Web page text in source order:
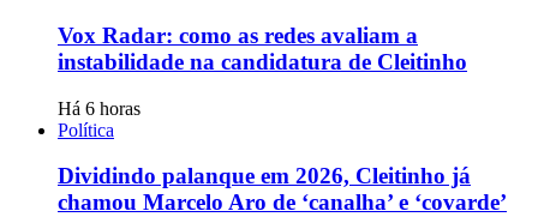
Vox Radar: como as redes avaliam a
instabilidade na candidatura de Cleitinho
Há 6 horas
Política
Dividindo palanque em 2026, Cleitinho já
chamou Marcelo Aro de ‘canalha’ e ‘covarde’